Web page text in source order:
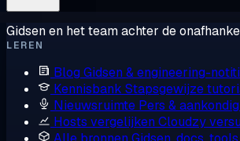
Gidsen en het team achter de
LEREN
Blog Gidsen & engineering-
Kennisbank Stapsgewijze
Nieuwsruimte Pers &
Hosts vergelijken Cloudzy